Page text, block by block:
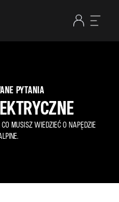
PYTANIA
MUSISZ WIEDZIEĆ O NAPĘDZIE